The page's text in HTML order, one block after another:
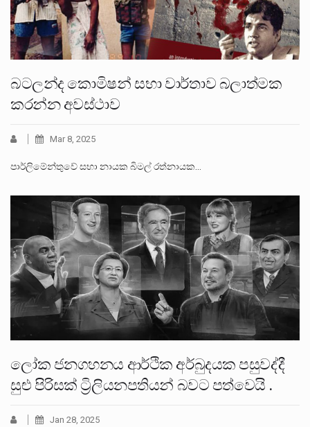
බටලන්ද කොමිෂන් සභා වාර්තාව බලාත්මක
කරන්න අවස්ථාව
Mar 8, 2025
පාර්ලිමේන්තුවේ සභා නායක බිමල් රත්නායක…
ලෝක ජනගහනය ආර්ථික අර්බුදයක පසුවද්දී
සුළු පිරිසක් ට්‍රිලියනපතියන් බවට පත්වෙයි .
Jan 28, 2025